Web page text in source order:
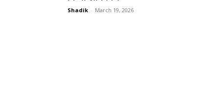
Shadik - March 19, 2026